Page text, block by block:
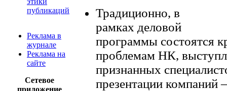
публикаций
Реклама в
журнале
Реклама на
сайте
Сетевое
приложение
Традиционно, в
рамках деловой
программы состоятся
проблемам НК,
признанных
презентации